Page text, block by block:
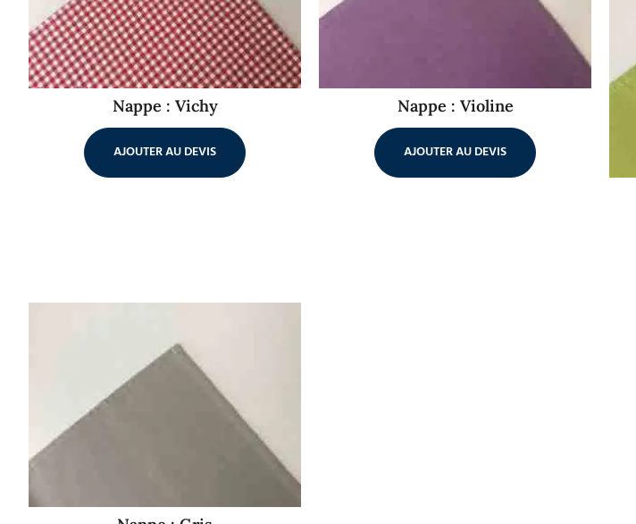
Nappe : Vichy
AJOUTER AU DEVIS
Nappe : Violine
AJOUTER AU DEVIS